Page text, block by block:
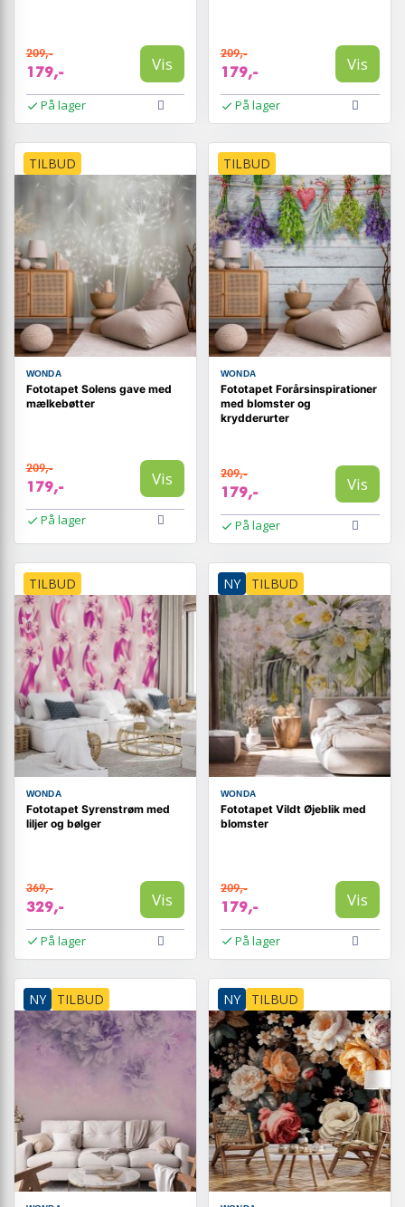
209,-
179,- Vis
På lager
209,-
179,- Vis
På lager
TILBUD
WONDA
Fototapet Solens gave med
mælkebøtter
209,-
179,- Vis
På lager
TILBUD
WONDA
Fototapet Forårsinspirationer
med blomster og
krydderurter
209,-
179,- Vis
På lager
TILBUD
WONDA
Fototapet Syrenstrøm med
liljer og bølger
369,-
329,- Vis
På lager
NY TILBUD
WONDA
Fototapet Vildt Øjeblik med
blomster
209,-
179,- Vis
På lager
NY TILBUD NY TILBUD